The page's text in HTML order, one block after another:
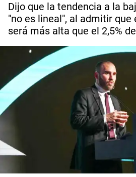
Dijo que la tendencia a la
"no es lineal", al admitir que
será más alta que el 2,5%